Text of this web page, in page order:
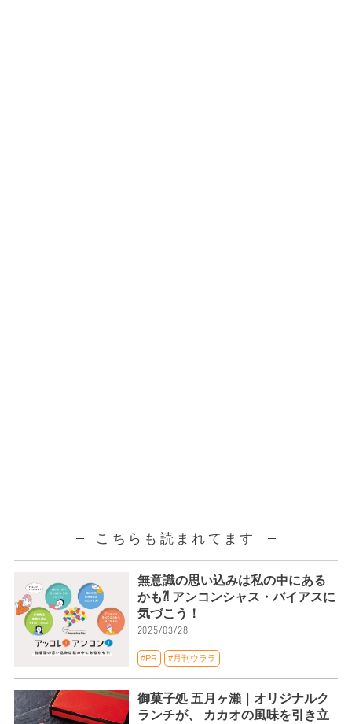
こちらも読まれてます
無意識の思い込みは私の中にある
かも⁈ アンコンシャス・バイアスに
気づこう！
2025/03/28
#PR #月刊ウララ
御菓子処 五月ヶ瀨｜オリジナルク
ランチが、 カカオの風味を引き立